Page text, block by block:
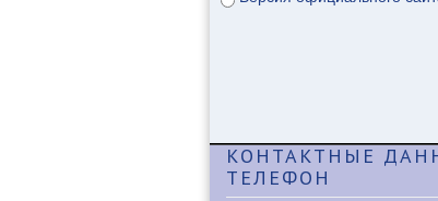
КОНТАКТНЫЕ
ТЕЛЕФОН